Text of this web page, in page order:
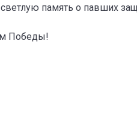
память о павших
Победы!